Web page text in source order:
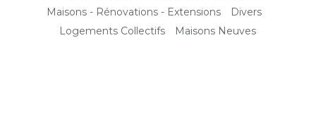
Maisons - Rénovations - Extensions
Divers
Logements Collectifs
Maisons Neuves